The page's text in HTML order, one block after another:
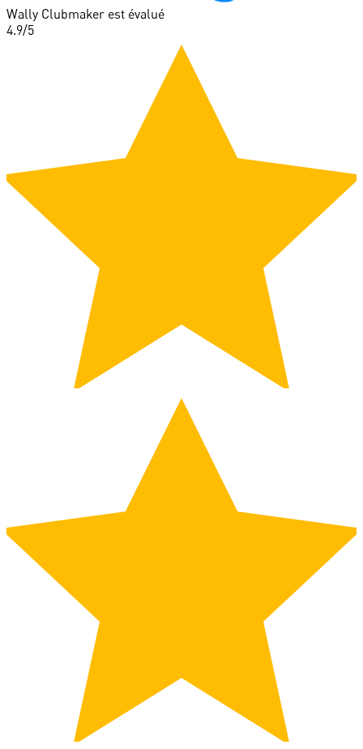
Wally Clubmaker est évalué
4.9/5